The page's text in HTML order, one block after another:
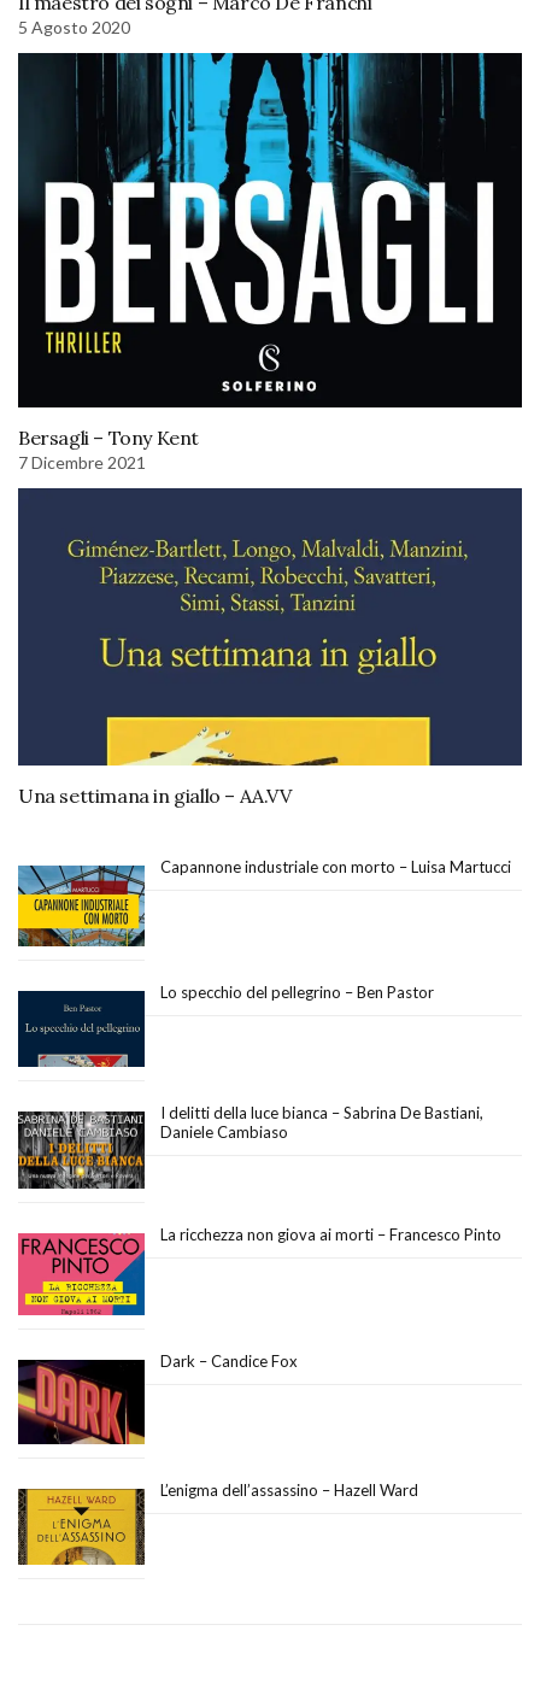
5 Agosto 2020
Bersagli – Tony Kent
7 Dicembre 2021
Una settimana in giallo – AA.VV
Capannone industriale con morto – Luisa Martucci
Lo specchio del pellegrino – Ben Pastor
I delitti della luce bianca – Sabrina De Bastiani,
Daniele Cambiaso
La ricchezza non giova ai morti – Francesco Pinto
Dark – Candice Fox
L’enigma dell’assassino – Hazell Ward